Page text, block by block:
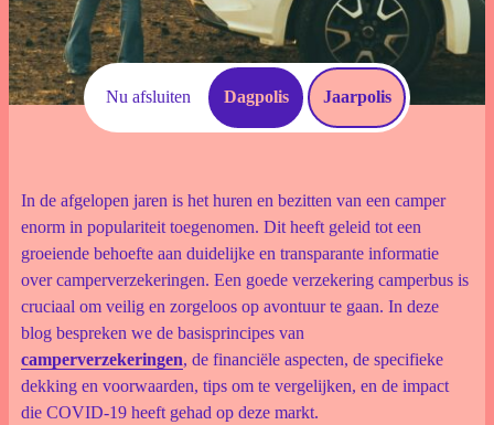
Nu afsluiten Dagpolis Jaarpolis
In de afgelopen jaren is het huren en bezitten van een camper
enorm in populariteit toegenomen. Dit heeft geleid tot een
groeiende behoefte aan duidelijke en transparante informatie
over camperverzekeringen. Een goede verzekering camperbus is
cruciaal om veilig en zorgeloos op avontuur te gaan. In deze
blog bespreken we de basisprincipes van
camperverzekeringen, de financiële aspecten, de specifieke
dekking en voorwaarden, tips om te vergelijken, en de impact
die COVID-19 heeft gehad op deze markt.